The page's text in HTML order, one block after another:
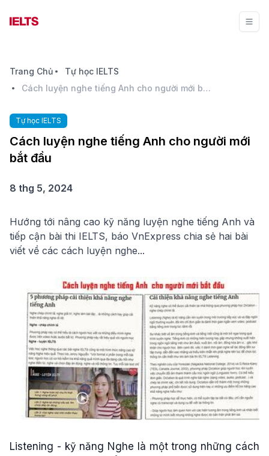
Trang Chủ
Tự học IELTS
Cách luyện nghe tiếng Anh cho người mới bắt đầu
Tự học IELTS
Cách luyện nghe tiếng Anh cho người mới
bắt đầu
8 thg 5, 2024
Hướng tới nâng cao kỹ năng luyện nghe tiếng Anh và
tiếp cận bài thi IELTS, báo VnExpress chia sẻ hai bài
viết về các cách luyện nghe...
Listening - kỹ năng Nghe là một trong những cách